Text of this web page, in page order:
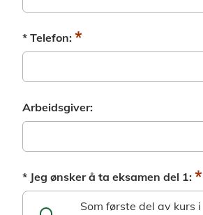
* Telefon: *
Arbeidsgiver:
* Jeg ønsker å ta eksamen del 1: *
Som første del av kurs i